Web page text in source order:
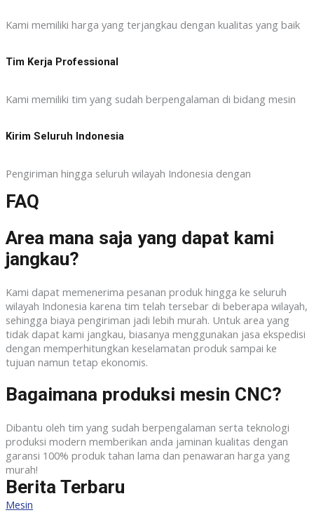
Kami memiliki harga yang terjangkau dengan kualitas yang baik
Tim Kerja Professional
Kami memiliki tim yang sudah berpengalaman di bidang mesin
Kirim Seluruh Indonesia
Pengiriman hingga seluruh wilayah Indonesia dengan
FAQ
Area mana saja yang dapat kami
jangkau?
Kami dapat memenerima pesanan produk hingga ke seluruh
wilayah Indonesia karena tim telah tersebar di beberapa wilayah,
sehingga biaya pengiriman jadi lebih murah. Untuk area yang
tidak dapat kami jangkau, biasanya menggunakan jasa ekspedisi
dengan memperhitungkan keselamatan produk sampai ke
tujuan namun tetap ekonomis.
Bagaimana produksi mesin CNC?
Dibantu oleh tim yang sudah berpengalaman serta teknologi
produksi modern memberikan anda jaminan kualitas dengan
garansi 100% produk tahan lama dan penawaran harga yang
murah!
Berita Terbaru
Mesin